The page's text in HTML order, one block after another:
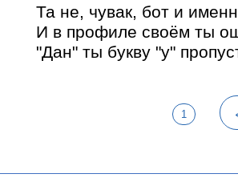
Та не, чувак, бот и
И в профиле своём ты
"Дан" ты букву "у"
1